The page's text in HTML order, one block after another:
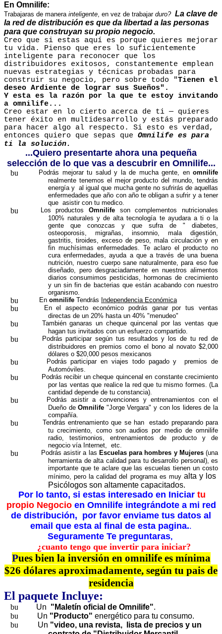
En Omnilife:
Trabajaras de manera inteligente, en vez de trabajar duro? La clave de
la red de distribución es que da libertad a las personas
para que construyan su propio negocio.
Creo que si estas aquí es porque quieres mejorar
tu vida. Pienso que eres lo suficientemente
inteligente para reconocer que los
distribuidores exitosos, constantemente emplean
nuevas estrategias y técnicas probadas para
construir su negocio, pero sobre todo "Tienen el
deseo Ardiente de lograr sus Sueños".
Y esta es la razón por la que te estoy invitando
a omnilife...
Creo estar en lo cierto acerca de ti — quieres
tener éxito en multidesarrollo y estás preparado
para hacer algo al respecto. Si esto es verdad,
entonces quiero que sepas que Omnilife es para
ti la solución.
...Quiero presentarte ahora una pequeña
selección de lo que vas a descubrir en Omnilife...
Podrás mejorar tu salud y la de mucha gente, enomnilife
realmente tenemos el mejor producto del mundo, tendrás
energía y al igual que mucha gente no sufrirás de aquellas
enfermedades que año con año te obligan a sufrir y a tener
que asistir con tu medico.
Los productosOmnilife son complementos nutricionales
100% naturales y de alta tecnología te ayudara a ti o la
gente que conozcas y que sufra de " diabetes,
osteoporosis, migrañas, insomnio, mala digestión,
gastritis, tiroides, exceso de peso, mala circulación y en
fin muchísimas enfermedades. Te aclaro el producto no
cura enfermedades, ayuda a que a través de una buena
nutrición, nuestro cuerpo sane naturalmente, para eso fue
diseñado, pero desgraciadamente en nuestros alimentos
diarios consumimos pesticidas, hormonas de crecimiento
y un sin fin de bacterias que están acabando con nuestro
organismo.
En omnilife Tendrás Independencia Económica
En el aspecto económico podrás ganar por tus ventas
directas de un 20% hasta un 40% "menudeo"
También ganaras un cheque quincenal por las ventas que
hagan tus invitados con un esfuerzo compartido.
Podrás participar según tus resultados y los de tu red de
distribuidores en premios como el bono al novato $2,000
dólares o $20,000 pesos mexicanos
Podrás participar en viajes todo pagado y premios de
Automóviles.
Podrás recibir un cheque quincenal en constante crecimiento
por las ventas que realice la red que tu mismo formes. (La
cantidad depende de tu constancia).
Podrás asistir a convenciones y entrenamientos con el
Dueño deOmnilife "Jorge Vergara" y con los lideres de la
compañía.
Tendrás entrenamiento que se han estado preparando para
tu crecimiento, como son audios por medio de omnilife
radio, testimonios, entrenamientos de producto y de
negocio vía Internet, etc.
Podrás asistir a las Escuelas para hombres y Mujeres(una
herramienta de alta calidad para tu desarrollo personal), es
importante que te aclare que las escuelas tienen un costo
mínimo, pero la calidad del programa es muy alta y los
Psicólogos son altamente capacitados.
Por lo tanto, si estas interesado en Iniciar tu
propio Negocioen Omnilife integrándote a mi red
de distribución, por favor enviame tus datos al
email que esta al final de esta pagina..
Seguramente Te preguntaras,
¿cuanto tengo que invertir para iniciar?
Pues bien la inversión en omnilife es mínima
$26 dólares aproximadamente, según tu pais de
residencia
El paquete Incluye:
Un "Maletín oficial de Omnilife".
Un "Producto" energético para tu consumo.
Un "video, una revista, lista de precios y un